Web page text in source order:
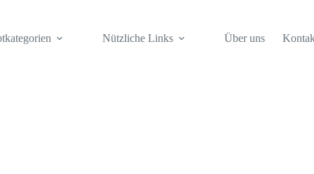
Nützliche Links Über uns